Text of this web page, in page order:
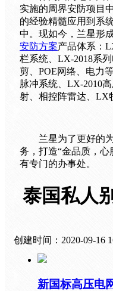
成
功
案
例
关
于
兰
星
实施的周界安防项目
的经验精髓应用到系
中。现如今，兰星形
安防方案产品体系：
栏系统、LX-2018系
剪、POE网络、电力
脉冲系统、LX-2010
射、相控阵雷达、LX
兰星为了更好的为
务，打造“金品质，
有专门的办事处。
泰国私人
创建时间： 2020-09-16
新国标高压电